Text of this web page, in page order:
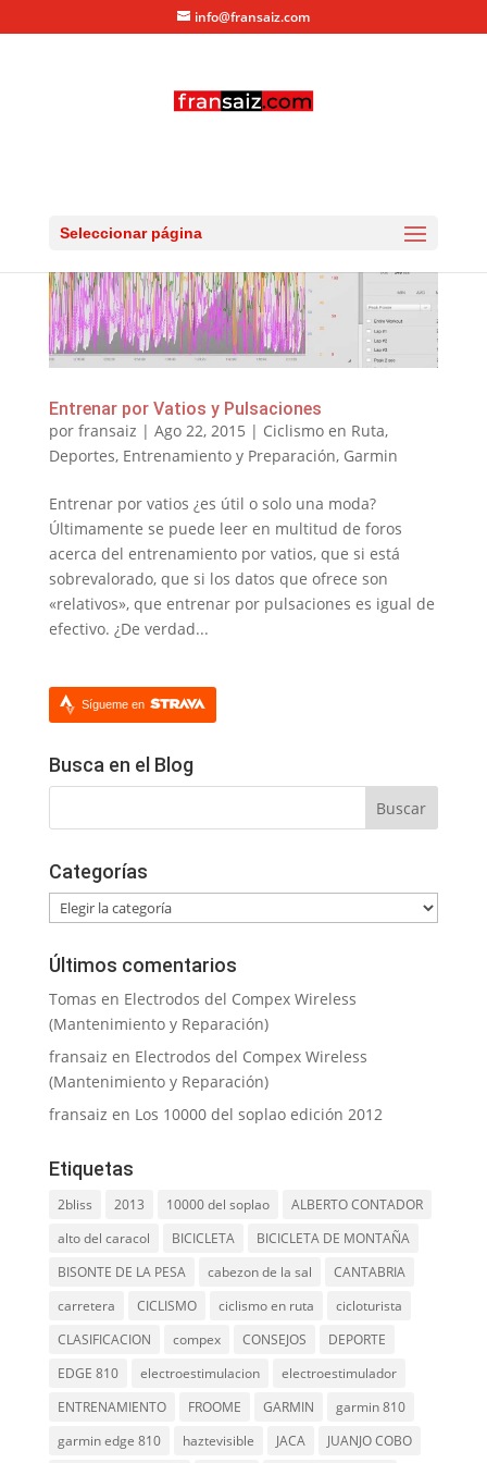
info@fransaiz.com
Seleccionar página
Entrenar por Vatios y Pulsaciones
por fransaiz | Ago 22, 2015 | Ciclismo en Ruta,
Deportes, Entrenamiento y Preparación, Garmin
Entrenar por vatios ¿es útil o solo una moda?
Últimamente se puede leer en multitud de foros
acerca del entrenamiento por vatios, que si está
sobrevalorado, que si los datos que ofrece son
«relativos», que entrenar por pulsaciones es igual de
efectivo. ¿De verdad...
Sígueme en
Busca en el Blog
Categorías
Categorías
Últimos comentarios
Tomas en Electrodos del Compex Wireless
(Mantenimiento y Reparación)
fransaiz en Electrodos del Compex Wireless
(Mantenimiento y Reparación)
fransaiz en Los 10000 del soplao edición 2012
Etiquetas
2bliss 2013 10000 del soplao
ALBERTO CONTADOR
alto del caracol
BICICLETA
BICICLETA DE MONTAÑA
BISONTE DE LA PESA
cabezon de la sal
CANTABRIA
carretera
CICLISMO ciclismo en ruta
cicloturista
CLASIFICACION
compex CONSEJOS
DEPORTE
EDGE 810
electroestimulacion
electroestimulador
ENTRENAMIENTO
FROOME GARMIN
garmin 810
garmin edge 810
haztevisible JACA JUANJO COBO